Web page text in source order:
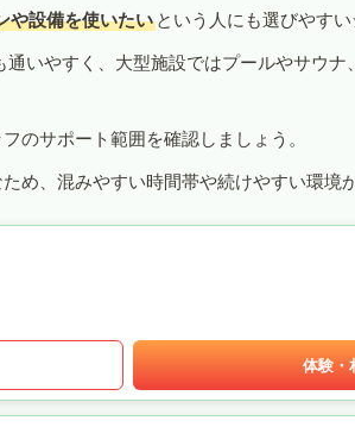
や設備を使いたい という人にも選びやすい
いやすく、大型施設ではプールやサウナ
のサポート範囲を確認しましょう。
め、混みやすい時間帯や続けやすい環境
体験・